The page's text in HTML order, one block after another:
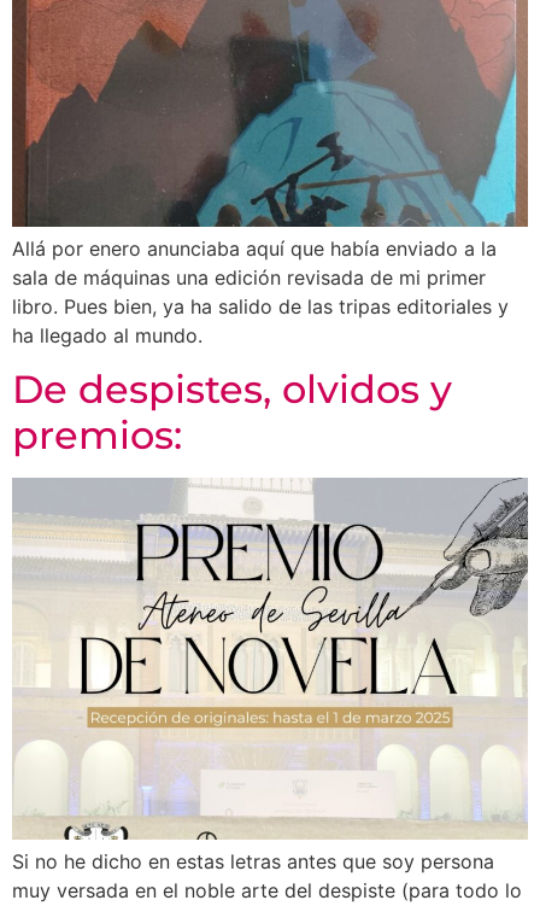
Allá por enero anunciaba aquí que había enviado a la
sala de máquinas una edición revisada de mi primer
libro. Pues bien, ya ha salido de las tripas editoriales y
ha llegado al mundo.
De despistes, olvidos y
premios:
Si no he dicho en estas letras antes que soy persona
muy versada en el noble arte del despiste (para todo lo